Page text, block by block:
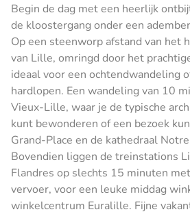
Begin de dag met een heerlijk
de kloostergang onder een
Op een steenworp afstand van het
van Lille, omringd door het
ideaal voor een ochtendwandeling
hardlopen. Een wandeling van 10
Vieux-Lille, waar je de typische
kunt bewonderen of een bezoek
Grand-Place en de kathedraal
Bovendien liggen de treinstations
Flandres op slechts 15 minuten
vervoer, voor een leuke middag
winkelcentrum Euralille. Fijne